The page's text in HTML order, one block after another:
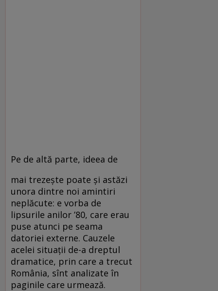
Pe de altă parte, ideea de
mai trezeşte poate şi astăzi
unora dintre noi amintiri
neplăcute: e vorba de
lipsurile anilor ’80, care erau
puse atunci pe seama
datoriei externe. Cauzele
acelei situaţii de-a dreptul
dramatice, prin care a trecut
România, sînt analizate în
paginile care urmează.